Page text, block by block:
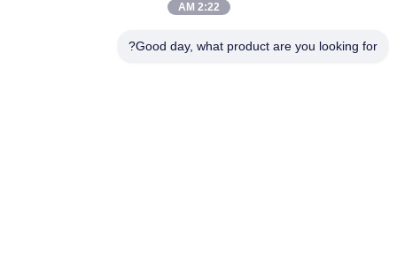
2:22 AM
Good day, what product are you looking for?